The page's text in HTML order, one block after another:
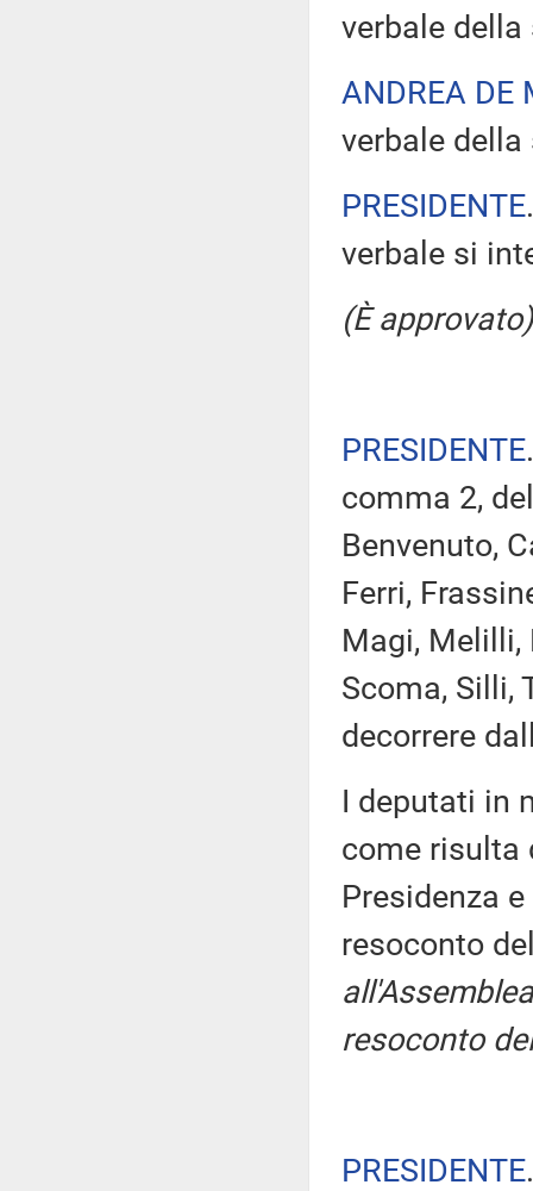
verbale della
ANDREA DE
verbale
PRESIDENTE
verbale si
(È approvato)
PRESIDENTE
comma 2,
Benvenuto,
Ferri,
Magi, Melilli,
Scoma, Silli,
decorrere
I deputati in
come risulta
Presidenza
resoconto
resoconto
PRESIDENTE